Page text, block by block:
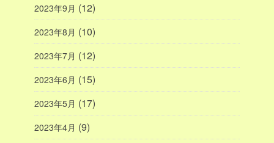
2023年9月 (12)
2023年8月 (10)
2023年7月 (12)
2023年6月 (15)
2023年5月 (17)
2023年4月 (9)